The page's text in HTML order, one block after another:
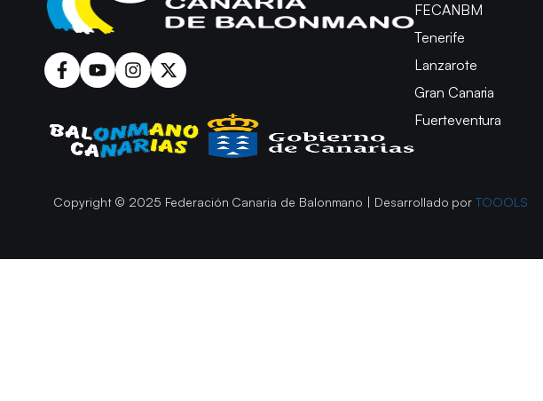
FECANBM
Tenerife
Lanzarote
Gran Canaria
Fuerteventura
Copyright © 2025 Federación Canaria de Balonmano | Desarrollado porTOOOLS